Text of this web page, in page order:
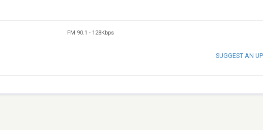
FM 90.1 - 128Kbps
SUGGEST AN